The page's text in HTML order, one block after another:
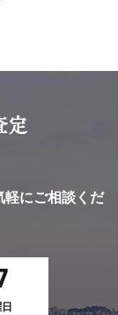
定
軽にご相談くだ